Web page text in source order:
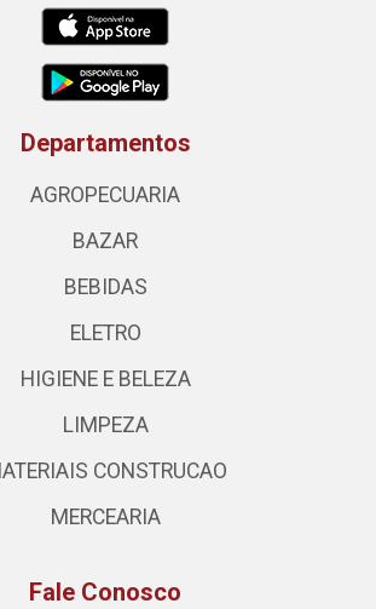
Departamentos
AGROPECUARIA
BAZAR
BEBIDAS
ELETRO
HIGIENE E BELEZA
LIMPEZA
CONSTRUCAO
MERCEARIA
Fale Conosco